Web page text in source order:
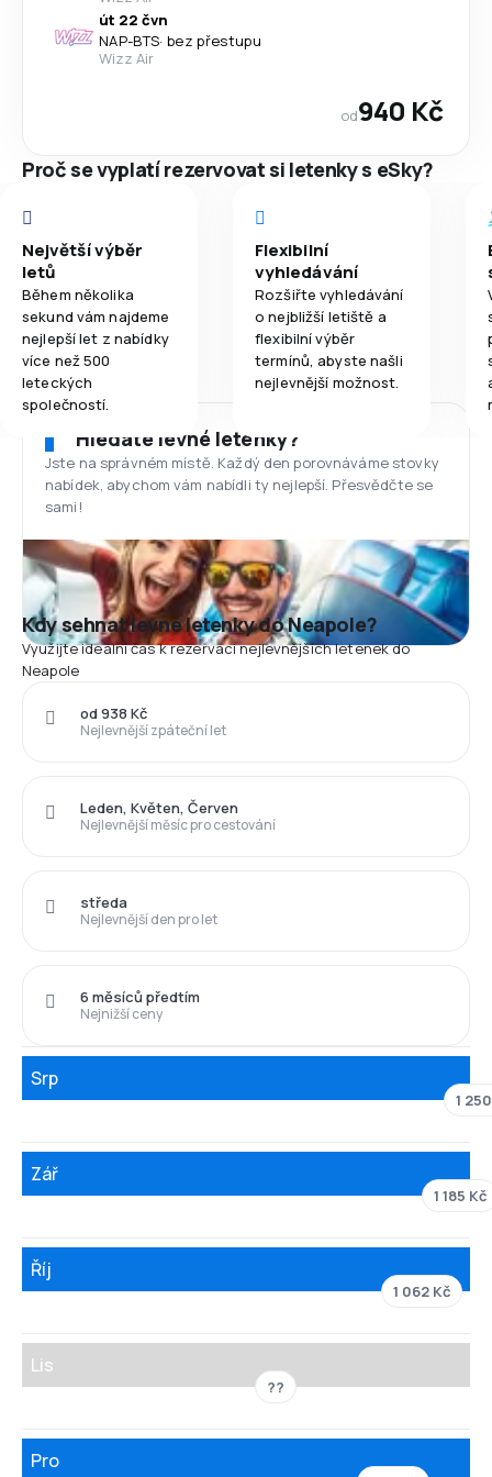
út 22 čvn
NAP-BTS· bez přestupu
Wizz Air
od940 Kč
Proč se vyplatí rezervovat si letenky s eSky?
Největší výběr
letů
Během několika
sekund vám najdeme
nejlepší let z nabídky
více než 500
leteckých
společností.
Flexibilní
vyhledávání
Rozšiřte vyhledávání
o nejbližší letiště a
flexibilní výběr
termínů, abyste našli
nejlevnější možnost.
Hledáte levné letenky?
Jste na správném místě. Každý den porovnáváme stovky
nabídek, abychom vám nabídli ty nejlepší. Přesvědčte se
sami!
Kdy sehnat levné letenky do Neapole?
Využijte ideální čas k rezervaci nejlevnějších letenek do
Neapole
Nejlevnější zpáteční let
od 938 Kč
Nejlevnější měsíc pro cestování
Leden, Květen, Červen
Nejlevnější den pro let
středa
Nejnižší ceny
6 měsíců předtím
Srp
1
Zář
1 185 Kč
Říj
1 062 Kč
Lis
??
Pro